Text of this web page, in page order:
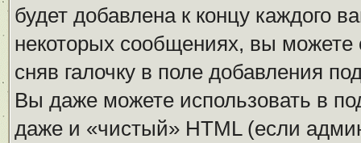
будет добавлена к концу каждого
некоторых сообщениях, вы можете
сняв галочку в поле добавления
Вы даже можете использовать в
даже и «чистый» HTML (если